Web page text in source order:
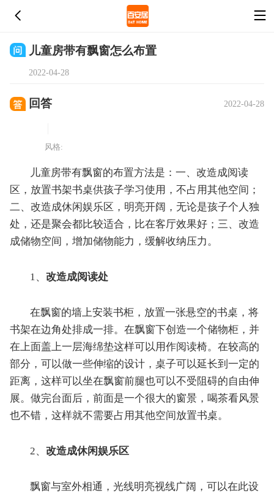
儿童房带有飘窗怎么布置
2022-04-28
回答 2022-04-28
风格:
儿童房带有飘窗的布置方法是：一、改造成阅读
区，放置书架书桌供孩子学习使用，不占用其他空间；
二、改造成休闲娱乐区，明亮开阔，无论是孩子个人独
处，还是聚会都比较适合，比在客厅效果好；三、改造
成储物空间，增加储物能力，缓解收纳压力。
1、改造成阅读处
在飘窗的墙上安装书柜，放置一张悬空的书桌，将
书架在边角处排成一排。在飘窗下创造一个储物柜，并
在上面盖上一层海绵垫这样可以用作阅读椅。在较高的
部分，可以做一些伸缩的设计，桌子可以延长到一定的
距离，这样可以坐在飘窗前腿也可以不受阻碍的自由伸
展。做完台面后，前面是一个很大的窗景，喝茶看风景
也不错，这样就不需要占用其他空间放置书桌。
2、改造成休闲娱乐区
飘窗与室外相通，光线明亮视线广阔，可以在此设